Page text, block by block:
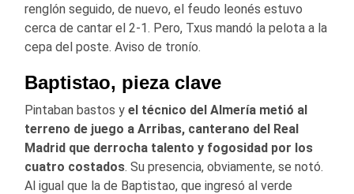
renglón seguido, de nuevo, el feudo leonés estuvo
cerca de cantar el 2-1. Pero, Txus mandó la pelota a la
cepa del poste. Aviso de tronío.
Baptistao, pieza clave
Pintaban bastos y el técnico del Almería metió al
terreno de juego a Arribas, canterano del Real
Madrid que derrocha talento y fogosidad por los
cuatro costados. Su presencia, obviamente, se notó.
Al igual que la de Baptistao, que ingresó al verde